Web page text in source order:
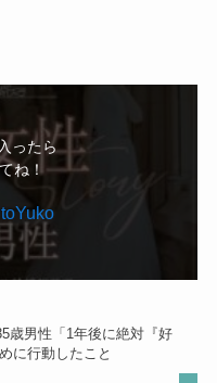
ったら
ね！
歳男性「1年後に絶対『好
に行動したこと